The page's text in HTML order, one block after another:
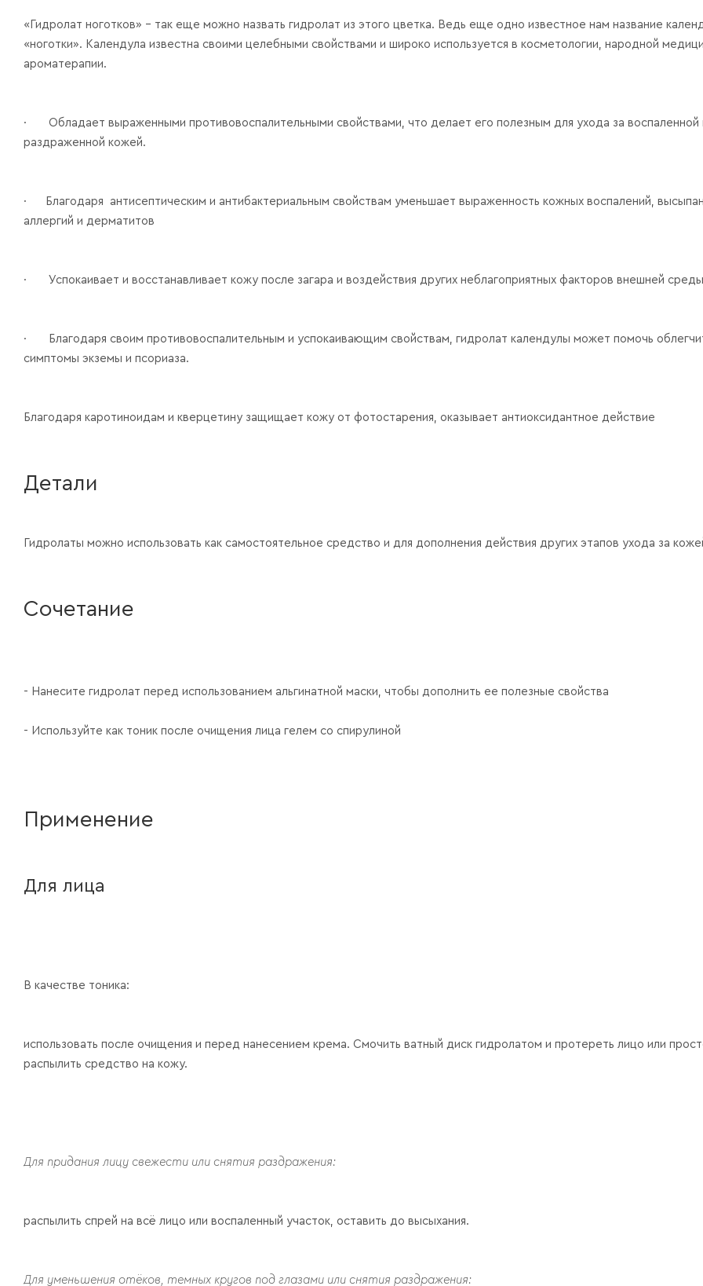
«Гидролат ноготков» – так еще можно назвать гидролат из этого цветка. Ведь еще одно известное нам название
«ноготки». Календула известна своими целебными свойствами и широко используется в косметологии, народной
ароматерапии.
· Обладает выраженными противовоспалительными свойствами, что делает его полезным для ухода за воспаленной
раздраженной кожей.
· Благодаря антисептическим и антибактериальным свойствам уменьшает выраженность кожных воспалений,
аллергий и дерматитов
· Успокаивает и восстанавливает кожу после загара и воздействия других неблагоприятных факторов внешней среды
· Благодаря своим противовоспалительным и успокаивающим свойствам, гидролат календулы может помочь
симптомы экземы и псориаза.
Благодаря каротиноидам и кверцетину защищает кожу от фотостарения, оказывает антиоксидантное действие
Детали
Гидролаты можно использовать как самостоятельное средство и для дополнения действия других этапов ухода за
Сочетание
- Нанесите гидролат перед использованием альгинатной маски, чтобы дополнить ее полезные свойства
- Используйте как тоник после очищения лица гелем со спирулиной
Применение
Для лица
В качестве тоника:
использовать после очищения и перед нанесением крема. Смочить ватный диск гидролатом и протереть лицо или
распылить средство на кожу.
Для придания лицу свежести или снятия раздражения:
распылить спрей на всё лицо или воспаленный участок, оставить до высыхания.
Для уменьшения отёков, темных кругов под глазами или снятия раздражения: